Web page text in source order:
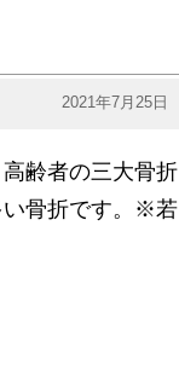
2021年7月25日
齢者の三大骨折
い骨折です。※若